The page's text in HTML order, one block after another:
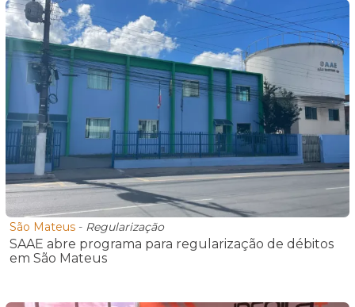
São Mateus - Regularização
SAAE abre programa para regularização de débitos
em São Mateus